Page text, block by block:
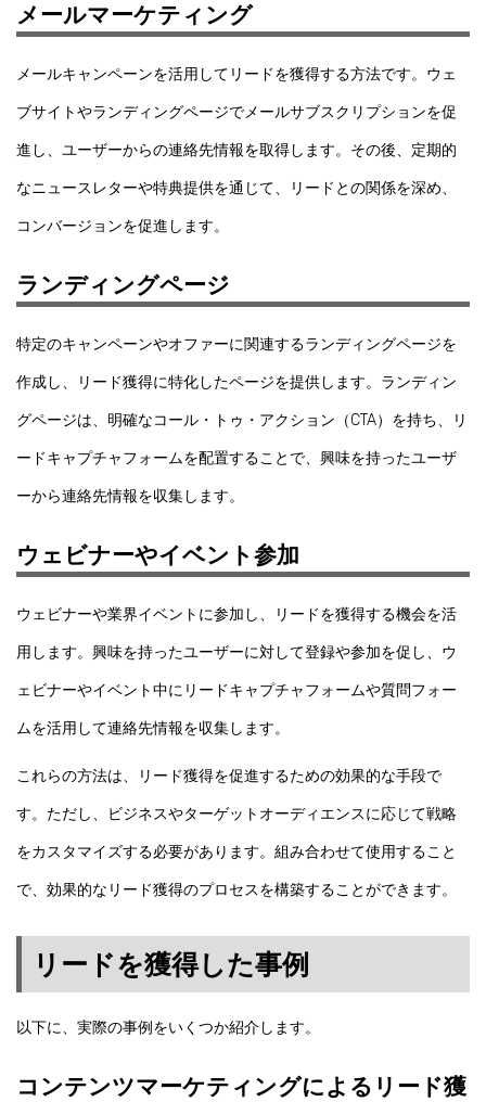
メールマーケティング
メールキャンペーンを活用してリードを獲得する方法です。ウェ
ブサイトやランディングページでメールサブスクリプションを促
進し、ユーザーからの連絡先情報を取得します。その後、定期的
なニュースレターや特典提供を通じて、リードとの関係を深め、
コンバージョンを促進します。
ランディングページ
特定のキャンペーンやオファーに関連するランディングページを
作成し、リード獲得に特化したページを提供します。ランディン
グページは、明確なコール・トゥ・アクション（CTA）を持ち、リ
ードキャプチャフォームを配置することで、興味を持ったユーザ
ーから連絡先情報を収集します。
ウェビナーやイベント参加
ウェビナーや業界イベントに参加し、リードを獲得する機会を活
用します。興味を持ったユーザーに対して登録や参加を促し、ウ
ェビナーやイベント中にリードキャプチャフォームや質問フォー
ムを活用して連絡先情報を収集します。
これらの方法は、リード獲得を促進するための効果的な手段で
す。 ただし、ビジネスやターゲットオーディエンスに応じて戦略
をカスタマイズする必要があります。 組み合わせて使用すること
で、効果的なリード獲得のプロセスを構築することができます。
リードを獲得した事例
以下に、実際の事例をいくつか紹介します。
コンテンツマーケティングによるリード獲